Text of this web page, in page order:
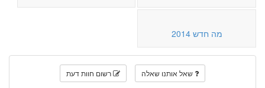
מה חדש 2014
שאל אותנו שאלה רשום חוות דעת